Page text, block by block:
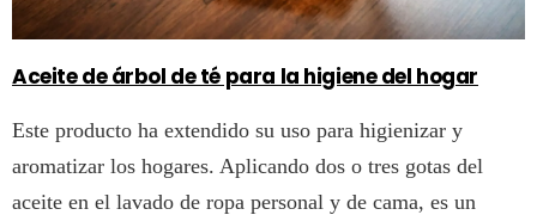
Aceite de árbol de té para la higiene del hogar
Este producto ha extendido su uso para higienizar y
aromatizar los hogares. Aplicando dos o tres gotas del
aceite en el lavado de ropa personal y de cama, es un